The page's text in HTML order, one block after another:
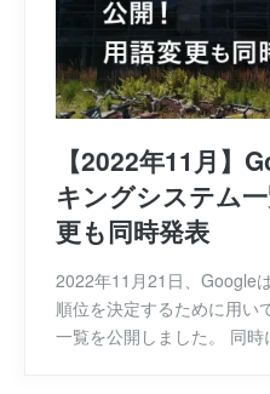
【2022年11月】
キングシステム
更も同時発表
2022年11月21日、Google
順位を決定するために用い
一覧を公開しました。 同時